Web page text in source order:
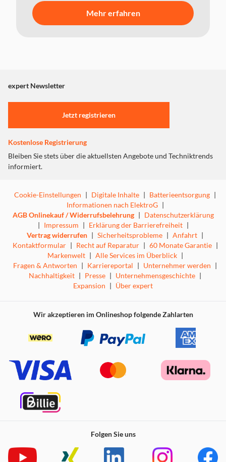
Mehr erfahren
expert Newsletter
Jetzt registrieren
Kostenlose Registrierung
Bleiben Sie stets über die aktuellsten Angebote und Techniktrends
informiert.
Cookie-Einstellungen Digitale Inhalte Batterieentsorgung
Informationen nach ElektroG
AGB Onlinekauf / Widerrufsbelehrung
Datenschutzerklärung
Impressum Erklärung der Barrierefreiheit
Vertrag widerrufen
Sicherheitsprobleme Anfahrt
Kontaktformular
Recht auf Reparatur 60 Monate Garantie
Markenwelt
Alle Services im Überblick
Fragen & Antworten
Karriereportal Unternehmer werden
Nachhaltigkeit
Presse Unternehmensgeschichte
Expansion
Über expert
Wir akzeptieren im Onlineshop folgende Zahlarten
Folgen Sie uns